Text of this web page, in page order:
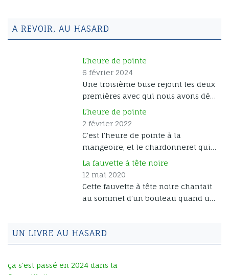
A REVOIR, AU HASARD
L’heure de pointe
6 février 2024
Une troisième buse rejoint les deux
premières avec qui nous avons déjà
fait connaissance. La première
quitte les lieux à cette occasion. La
nouvelle arrivée adopte une
approche directe en déployant les
viande. Elle [...]
L’heure de pointe
2 février 2022
C’est l’heure de pointe à la
mangeoire, et le chardonneret qui
aime bien rester sur place un
moment est pris dans l’incessant
ballet des mésanges bleues,
charbonnières et nonnettes. La
La fauvette à tête noire
12 mai 2020
Cette fauvette à tête noire chantait
au sommet d’un bouleau quand un
UN LIVRE AU HASARD
ça s’est passé en 2024 dans la